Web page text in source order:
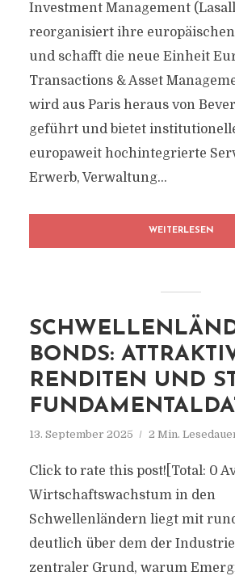
Investment Management
reorganisiert ihre
und schafft die neue Einheit
Transactions & Asset
wird aus Paris heraus von
geführt und bietet
europaweit hochintegrierte
Erwerb, Verwaltung...
WEITERLESEN
BONDS:
RENDITEN UND
13. September 2025 2 Min.
Click to rate this post![Total: 0
Wirtschaftswachstum in den
Schwellenländern liegt mit
deutlich über dem der
zentraler Grund, warum